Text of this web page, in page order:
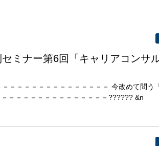
ミナー第6回「キャリアコンサ
－－－－－－－－－－－－－－ 今改めて問う
－－－－－－－－－－－－－－?????? &n